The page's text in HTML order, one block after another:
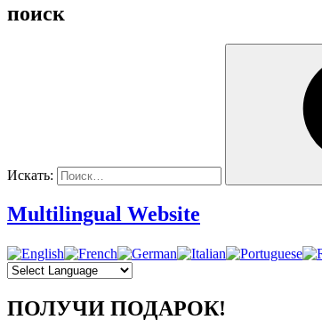
поиск
Искать:
Multilingual Website
ПОЛУЧИ ПОДАРОК!